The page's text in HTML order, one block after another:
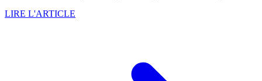
LIRE L'ARTICLE